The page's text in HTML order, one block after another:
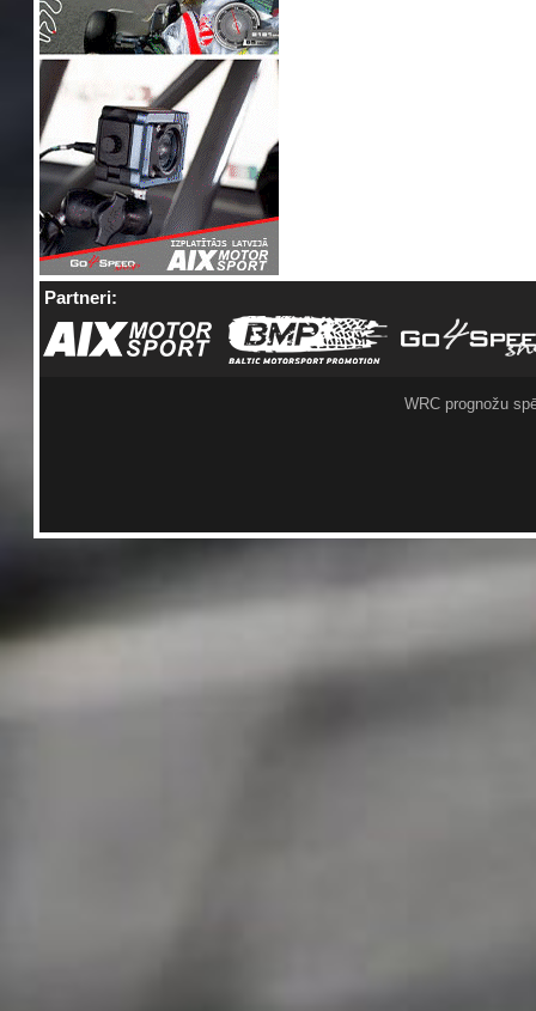
Partneri:
WRC prognožu